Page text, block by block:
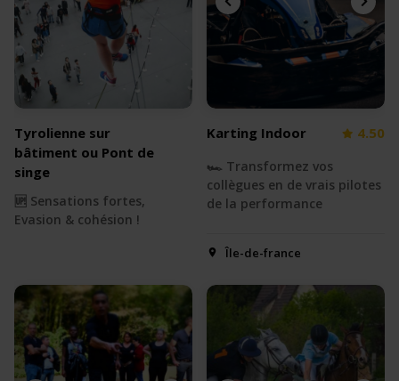
Tyrolienne sur
bâtiment ou Pont de
singe
🆙 Sensations fortes,
Evasion & cohésion !
Karting Indoor 4.50
🏎 Transformez vos
collègues en de vrais pilotes
de la performance
Île-de-france